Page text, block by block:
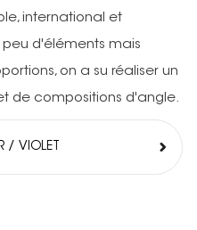
international et
d'éléments mais
on a su réaliser un
de compositions d'angle.
/ VIOLET